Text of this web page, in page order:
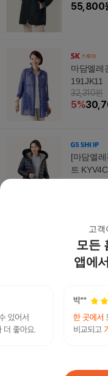
고객
모든
앱에
55,800
마담엘레
191JK11
32,310원
5%
[마담엘
트
마담엘
221JK03
22,410 원
마담엘